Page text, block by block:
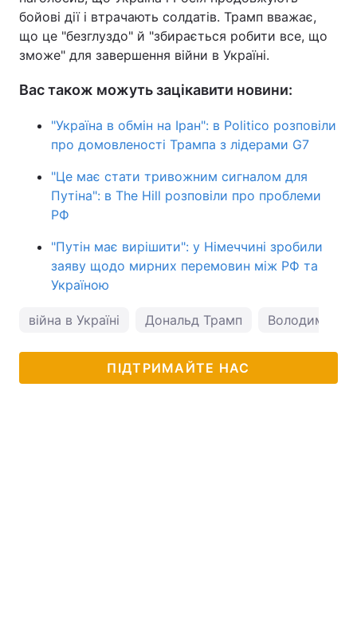
бойові дії і втрачають солдатів. Трамп вважає,
що це "безглуздо" й "збирається робити все, що
зможе" для завершення війни в Україні.
Вас також можуть зацікавити новини:
"Україна в обмін на Іран": в Politico розповіли
про домовленості Трампа з лідерами G7
"Це має стати тривожним сигналом для
Путіна": в The Hill розповіли про проблеми
РФ
"Путін має вирішити": у Німеччині зробили
заяву щодо мирних перемовин між РФ та
Україною
війна в Україні Дональд Трамп Володимир
ПІДТРИМАЙТЕ НАС